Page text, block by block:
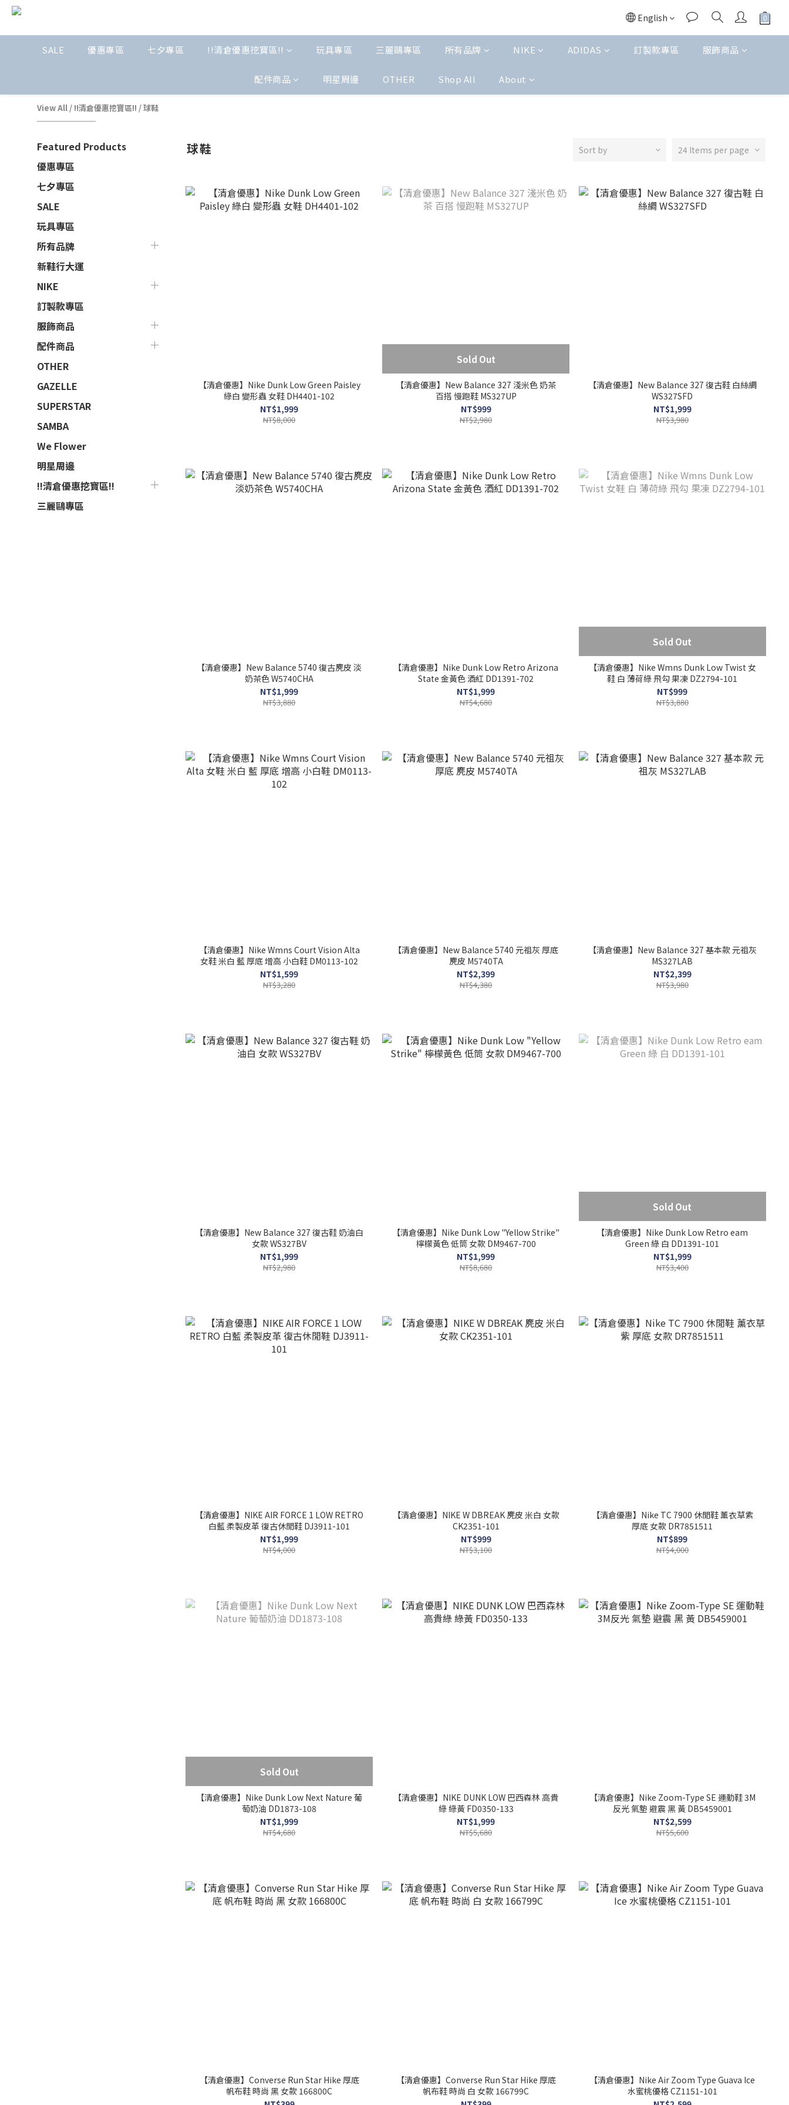
English
SALE 優惠專區 七夕專區 !!清倉優惠挖寶區!! 玩具專區 三麗鷗專區 所有品牌 NIKE ADIDAS 訂製款專區 服飾商品
配件商品 明星周邊 OTHER Shop All About
View All / !!清倉優惠挖寶區!! /球鞋
Featured Products
優惠專區
七夕專區
SALE
玩具專區
所有品牌
新鞋行大運
NIKE
訂製款專區
服飾商品
配件商品
OTHER
GAZELLE
SUPERSTAR
SAMBA
We Flower
明星周邊
!!清倉優惠挖寶區!!
三麗鷗專區
球鞋 Sort by 24 Items per page
【清倉優惠】Nike Dunk Low Green Paisley
綠白 變形蟲 女鞋 DH4401-102
NT$1,999
NT$8,000
Sold Out
【清倉優惠】New Balance 327 淺米色 奶茶
百搭 慢跑鞋 MS327UP
NT$999
NT$2,980
【清倉優惠】New Balance 327 復古鞋 白絲綢
WS327SFD
NT$1,999
NT$3,980
【清倉優惠】New Balance 5740 復古麂皮 淡
奶茶色 W5740CHA
NT$1,999
NT$3,880
【清倉優惠】Nike Dunk Low Retro Arizona
State 金黃色 酒紅 DD1391-702
NT$1,999
NT$4,680
Sold Out
【清倉優惠】Nike Wmns Dunk Low Twist 女
鞋 白 薄荷綠 飛勾 果凍 DZ2794-101
NT$999
NT$3,880
【清倉優惠】Nike Wmns Court Vision Alta
女鞋 米白 藍 厚底 增高 小白鞋 DM0113-102
NT$1,599
NT$3,280
【清倉優惠】New Balance 5740 元祖灰 厚底
麂皮 M5740TA
NT$2,399
NT$4,380
【清倉優惠】New Balance 327 基本款 元祖灰
MS327LAB
NT$2,399
NT$3,980
【清倉優惠】New Balance 327 復古鞋 奶油白
女款 WS327BV
NT$1,999
NT$2,980
【清倉優惠】Nike Dunk Low "Yellow Strike"
檸檬黃色 低筒 女款 DM9467-700
NT$1,999
NT$8,680
Sold Out
【清倉優惠】Nike Dunk Low Retro eam
Green 綠 白 DD1391-101
NT$1,999
NT$3,400
【清倉優惠】NIKE AIR FORCE 1 LOW RETRO
白藍 柔製皮革 復古休閒鞋 DJ3911-101
NT$1,999
NT$4,000
【清倉優惠】NIKE W DBREAK 麂皮 米白 女款
CK2351-101
NT$999
NT$3,100
【清倉優惠】Nike TC 7900 休閒鞋 薰衣草紫
厚底 女款 DR7851511
NT$899
NT$4,000
Sold Out
【清倉優惠】Nike Dunk Low Next Nature 葡
萄奶油 DD1873-108
NT$1,999
NT$4,680
【清倉優惠】NIKE DUNK LOW 巴西森林 高貴
綠 綠黃 FD0350-133
NT$1,999
NT$5,680
【清倉優惠】Nike Zoom-Type SE 運動鞋 3M
反光 氣墊 避震 黑 黃 DB5459001
NT$2,599
NT$5,600
【清倉優惠】Converse Run Star Hike 厚底
帆布鞋 時尚 黑 女款 166800C
【清倉優惠】Converse Run Star Hike 厚底
帆布鞋 時尚 白 女款 166799C
【清倉優惠】Nike Air Zoom Type Guava Ice
水蜜桃優格 CZ1151-101